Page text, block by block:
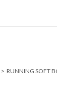
> RUNNING SOFT